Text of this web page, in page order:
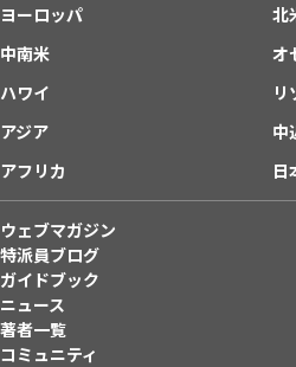
ヨーロッパ
北
中南米
オ
ハワイ
リ
アジア
中
アフリカ
日
ウェブマガジン
特派員ブログ
ガイドブック
ニュース
著者一覧
コミュニティ